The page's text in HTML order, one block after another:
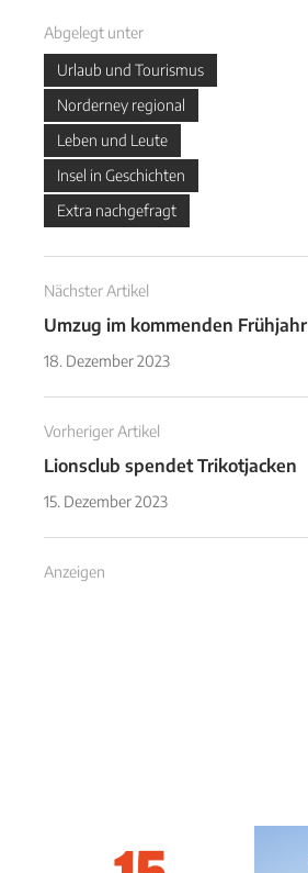
Abgelegt unter
Urlaub und Tourismus
Norderney regional
Leben und Leute
Insel in Geschichten
Extra nachgefragt
Nächster Artikel
Umzug im kommenden Frühjahr
18. Dezember 2023
Vorheriger Artikel
Lionsclub spendet Trikotjacken
15. Dezember 2023
Anzeigen